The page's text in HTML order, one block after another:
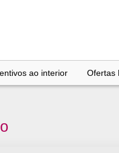
ao interior Ofertas